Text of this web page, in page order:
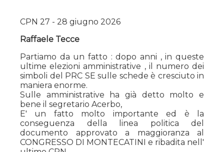
CPN 27 - 28 giugno 2026
Raffaele Tecce
Partiamo da un fatto : dopo anni , in queste
ultime elezioni amministrative , il numero dei
simboli del PRC SE sulle schede è cresciuto in
maniera enorme.
Sulle amministrative ha già detto molto e
bene il segretario Acerbo,
E' un fatto molto importante ed è la
conseguenza della linea politica del
documento approvato a maggioranza al
CONGRESSO DI MONTECATINI e ribadita nell'